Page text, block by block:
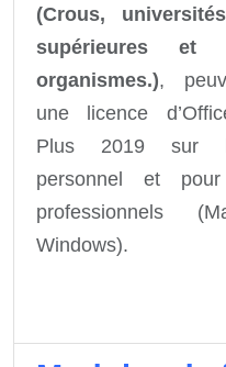
(Crous,
supérieures et
organismes.),
une licence
Plus 2019 sur
personnel et
professionnels
Windows).